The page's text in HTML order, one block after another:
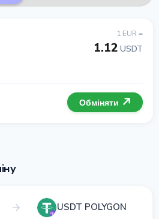
1 EUR =
1.12 USDT
Обміняти
USDT POLYGON